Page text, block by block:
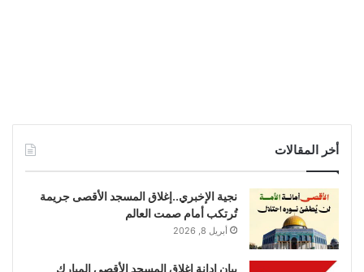
أخر المقالات
نجية الإخبري..إغلاق المسجد الأقصى جريمة
تُرتكب أمام صمت العالم
أبريل 8, 2026
بيان إدانة إغلاق المسجد الأقصى المبارك